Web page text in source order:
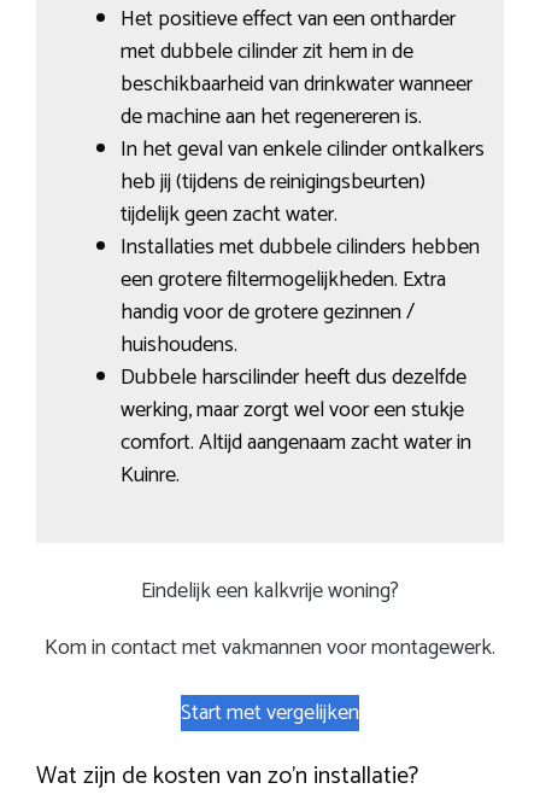
Het positieve effect van een ontharder
met dubbele cilinder zit hem in de
beschikbaarheid van drinkwater wanneer
de machine aan het regenereren is.
In het geval van enkele cilinder ontkalkers
heb jij (tijdens de reinigingsbeurten)
tijdelijk geen zacht water.
Installaties met dubbele cilinders hebben
een grotere filtermogelijkheden. Extra
handig voor de grotere gezinnen /
huishoudens.
Dubbele harscilinder heeft dus dezelfde
werking, maar zorgt wel voor een stukje
comfort. Altijd aangenaam zacht water in
Kuinre.
Eindelijk een kalkvrije woning?
Kom in contact met vakmannen voor montagewerk.
Start met vergelijken
Wat zijn de kosten van zo’n installatie?